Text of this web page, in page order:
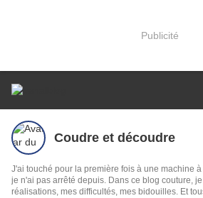
Publicité
Coudre et découdre
J'ai touché pour la première fois à une machine
je n'ai pas arrêté depuis. Dans ce blog couture,
réalisations, mes difficultés, mes bidouilles. Et